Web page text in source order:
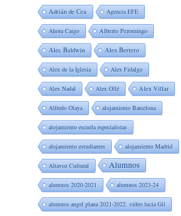
Adrián de Cea Agencia EFE
Ahora Caigo Alberto Peromingo
Alec Baldwin Alex Bertero
Alex de la Iglesia Alex Fidalgo
Alex Nadal Alex Ollé Alex Villar
Alfredo Olaya alojamiento Barcelona
alojamiento escuela especialistas
alojamiento estudiantes alojamiento Madrid
Altavoz Cultural Alumnos
alumnos 2020-2021 alumnos 2023-24
alumnos angel plana 2021-2022. video lucia Gil